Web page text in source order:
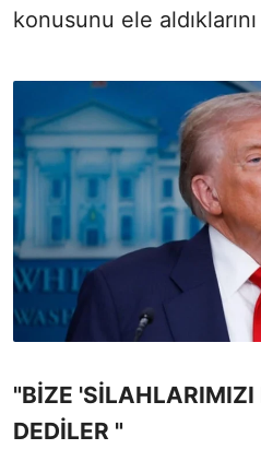
konusunu ele
"BİZE
DEDİLER "